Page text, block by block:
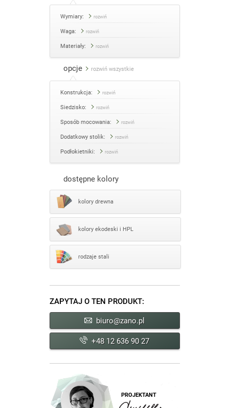
Wymiary: rozwiń
Waga: rozwiń
Materiały: rozwiń
opcje rozwiń wszystkie
Konstrukcja: rozwiń
Siedzisko: rozwiń
Sposób mocowania: rozwiń
Dodatkowy stolik: rozwiń
Podłokietniki: rozwiń
dostępne kolory
kolory drewna
kolory ekodeski i HPL
rodzaje stali
ZAPYTAJ O TEN PRODUKT:
biuro@zano.pl
+48 12 636 90 27
PROJEKTANT